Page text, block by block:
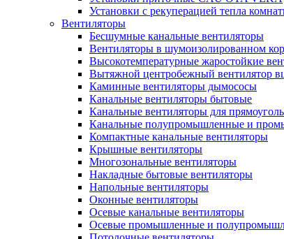
Установки с рекуперацией тепла
Вентиляторы
Бесшумные канальные вентиляторы
Вентиляторы в шумоизолированном
Высокотемпературные жаростойкие
Вытяжной центробежный вентилятор
Каминные вентиляторы дымососы
Канальные вентиляторы бытовые
Канальные вентиляторы для
Канальные полупромышленные и
Компактные канальные вентиляторы
Крышные вентиляторы
Многозональные вентиляторы
Накладные бытовые вентиляторы
Напольные вентиляторы
Оконные вентиляторы
Осевые канальные вентиляторы
Осевые промышленные и